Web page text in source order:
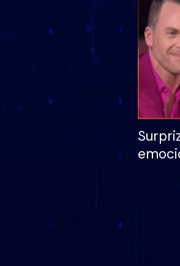
të fituar çmimin e madh